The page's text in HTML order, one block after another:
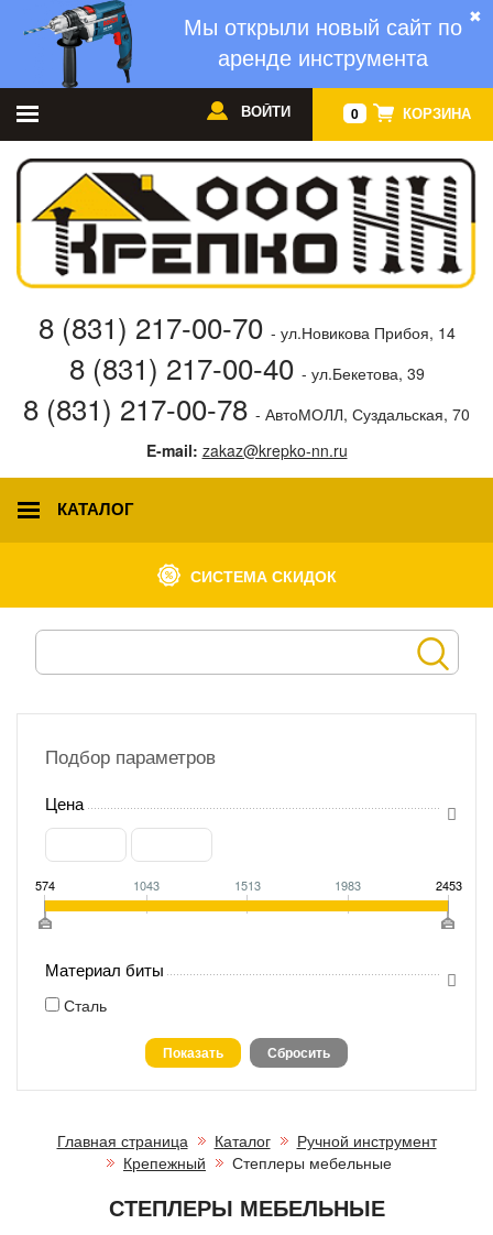
✖
Мы открыли новый сайт по
аренде инструмента
0 КОРЗИНА
ВОЙТИ
8 (831) 217-00-70 - ул.Новикова Прибоя, 14
8 (831) 217-00-40 - ул.Бекетова, 39
8 (831) 217-00-78 - АвтоМОЛЛ, Суздальская, 70
E-mail: zakaz@krepko-nn.ru
КАТАЛОГ
СИСТЕМА СКИДОК
Подбор параметров
Цена
574 1043 1513 1983 2453
Материал биты
Сталь
Главная страница Каталог
Ручной инструмент
Крепежный
Степлеры мебельные
СТЕПЛЕРЫ МЕБЕЛЬНЫЕ